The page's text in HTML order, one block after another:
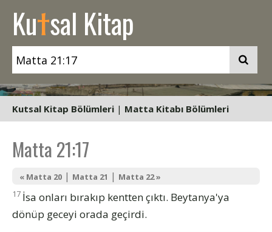
Kutsal Kitap
Kutsal Kitap Bölümleri | Matta Kitabı Bölümleri
Matta 21:17
« Matta 20 | Matta 21 | Matta 22 »
17 İsa onları bırakıp kentten çıktı. Beytanya'ya
dönüp geceyi orada geçirdi.